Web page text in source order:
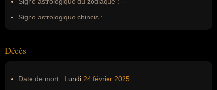
Signe astrologique chinois : --
Décès
Date de mort : Lundi 24 février 2025